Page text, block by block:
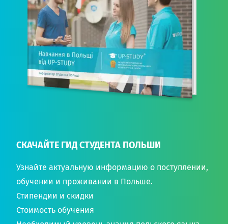
СКАЧАЙТЕ ГИД СТУДЕНТА ПОЛЬШИ
Узнайте актуальную информацию о поступлении,
обучении и проживании в Польше.
Стипендии и скидки
Стоимость обучения